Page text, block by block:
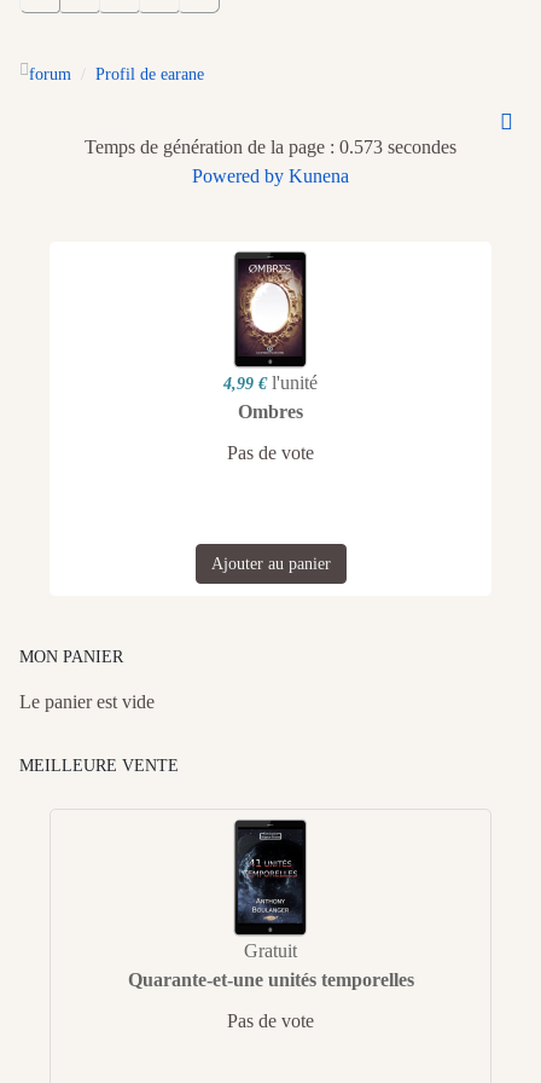
forum Profil de earane
Temps de génération de la page : 0.573 secondes
Powered by Kunena
4,99 € l'unité
Ombres
Pas de vote
Ajouter au panier
MON PANIER
Le panier est vide
MEILLEURE VENTE
Gratuit
Quarante-et-une unités temporelles
Pas de vote